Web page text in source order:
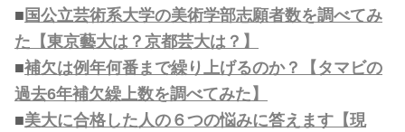
■ 国公立芸術系大学の美術学部志願者数を調べてみ
た【東京藝大は？京都芸大は？】
■補欠は例年何番まで繰り上げるのか？【タマビの
過去6年補欠繰上数を調べてみた】
■美大に合格した人の６つの悩みに答えます【現